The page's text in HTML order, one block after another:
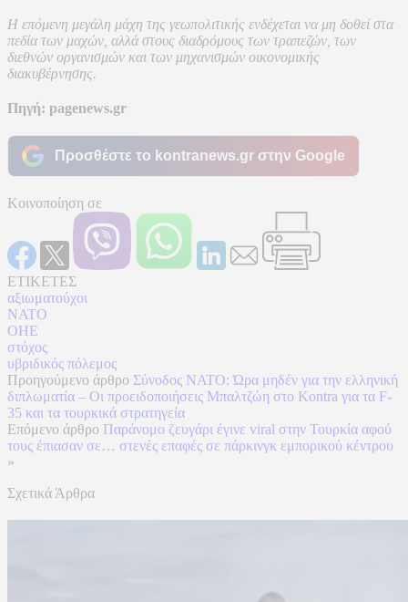
Η επόμενη μεγάλη μάχη της γεωπολιτικής ενδέχεται να μη δοθεί στα
πεδία των μαχών, αλλά στους διαδρόμους των τραπεζών, των
διεθνών οργανισμών και των μηχανισμών οικονομικής
διακυβέρνησης.
Πηγή: pagenews.gr
Προσθέστε το kontranews.gr στην Google
Κοινοποίηση σε
ΕΤΙΚΕΤΕΣ
αξιωματούχοι
ΝΑΤΟ
ΟΗΕ
στόχος
υβριδικός πόλεμος
Προηγούμενο άρθρο Σύνοδος ΝΑΤΟ: Ώρα μηδέν για την ελληνική
διπλωματία – Οι προειδοποιήσεις Μπαλτζώη στο Kontra για τα F-
35 και τα τουρκικά στρατηγεία
Επόμενο άρθρο Παράνομο ζευγάρι έγινε viral στην Τουρκία αφού
τους έπιασαν σε… στενές επαφές σε πάρκινγκ εμπορικού κέντρου
»
Σχετικά Άρθρα